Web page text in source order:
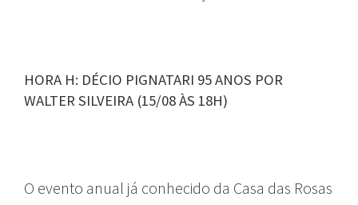
HORA H: DÉCIO PIGNATARI 95 ANOS POR
WALTER SILVEIRA (15/08 ÀS 18H)
O evento anual já conhecido da Casa das Rosas